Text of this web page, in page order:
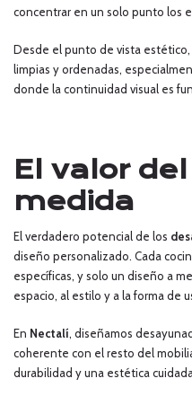
concentrar en un solo punto los
Desde el punto de vista
limpias y ordenadas,
donde la continuidad visual es
El valor
medida
El verdadero potencial de los
diseño personalizado. Cada
específicas, y solo un diseño a
espacio, al estilo y a la forma de
En Nectalí, diseñamos
coherente con el resto del
durabilidad y una estética